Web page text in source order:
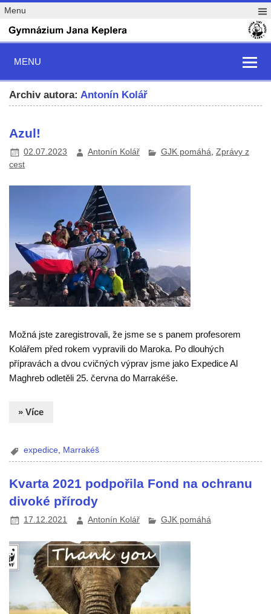
Menu
MENU
Archiv autora:Antonín Kolář
Azul!
02.07.2023 Antonín Kolář GJK pomáhá, Zprávy z
cest
Možná jste zaregistrovali, že jsme se s panem profesorem
Kolářem před rokem vypravili do Maroka. Po dlouhých
přípravách a dvou cvičných výprav jsme jako Expedice Al
Maghreb odletěli 25. června do Marrakéše.
» Více
expedice, Marrakéš
Kvarta 2021 podpořila Fond na ochranu
divoké přírody
17.12.2021 Antonín Kolář GJK pomáhá